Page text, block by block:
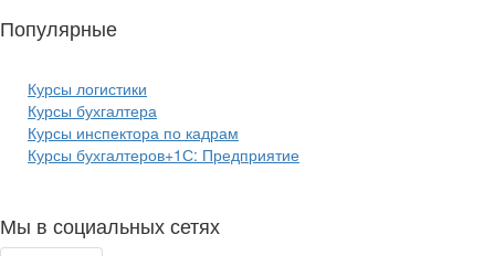
Популярные
Курсы логистики
Курсы бухгалтера
Курсы инспектора по кадрам
Курсы бухгалтеров+1С: Предприятие
Мы в социальных сетях